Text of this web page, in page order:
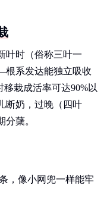
叶时（俗称三叶一
系发达能独立吸收
栽成活率可达90%以
断奶，过晚（四叶
蘖。
，像小网兜一样能牢